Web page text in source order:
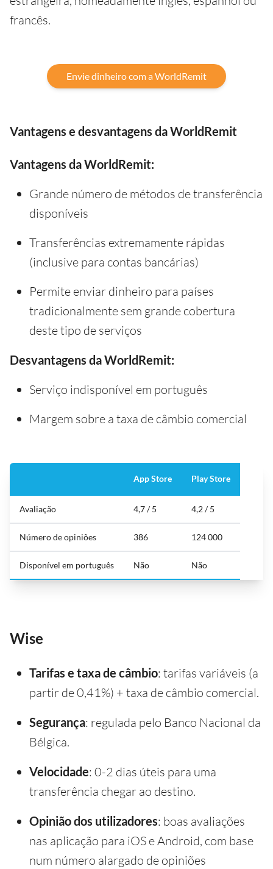
francês.
Envie dinheiro com a WorldRemit
Vantagens e desvantagens da WorldRemit
Vantagens da WorldRemit:
Grande número de métodos de transferência
disponíveis
Transferências extremamente rápidas
(inclusive para contas bancárias)
Permite enviar dinheiro para países
tradicionalmente sem grande cobertura
deste tipo de serviços
Desvantagens da WorldRemit:
Serviço indisponível em português
Margem sobre a taxa de câmbio comercial
App Store Play Store
Avaliação 4,7 / 5 4,2 / 5
Número de opiniões 386 124 000
Disponível em português Não Não
Wise
Tarifas e taxa de câmbio: tarifas variáveis (a
partir de 0,41%) + taxa de câmbio comercial.
Segurança: regulada pelo Banco Nacional da
Bélgica.
Velocidade: 0-2 dias úteis para uma
transferência chegar ao destino.
Opinião dos utilizadores: boas avaliações
nas aplicação para iOS e Android, com base
num número alargado de opiniões